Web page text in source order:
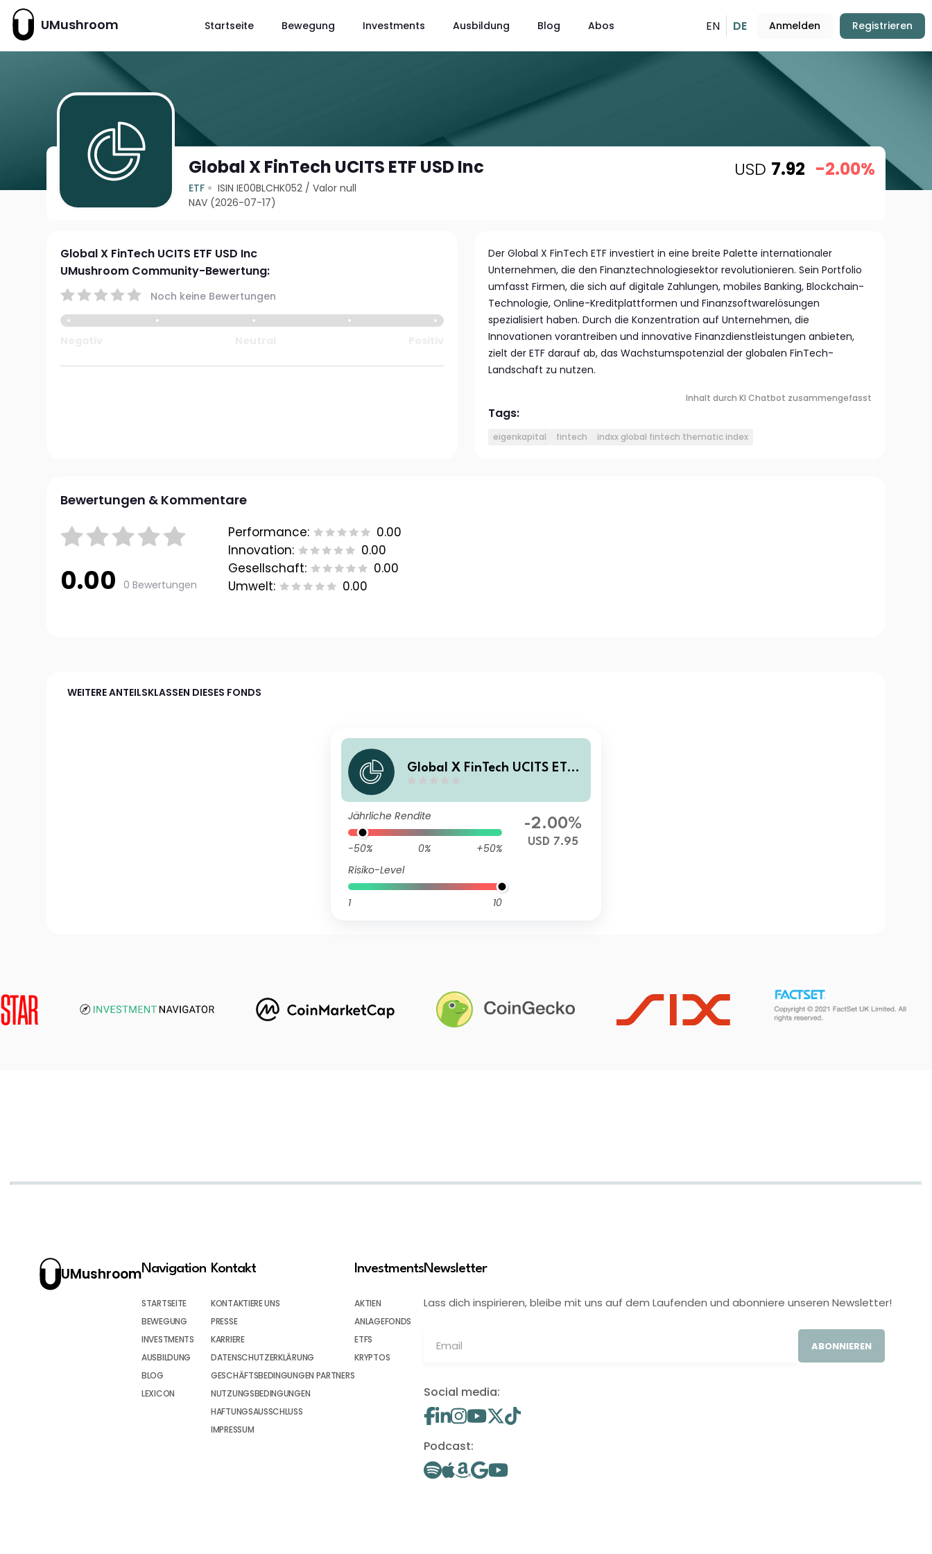
UMushroom Startseite Bewegung Investments Ausbildung Blog Abos EN DE Anmelden Registrieren
Global X FinTech UCITS ETF USD Inc
ETF ISIN IE00BLCHK052 /Valor null
NAV (2026-07-17)
USD 7.92 -2.00%
Global X FinTech UCITS ETF USD Inc
UMushroom Community-Bewertung:
Noch keine Bewertungen
Der Global X FinTech ETF investiert in eine breite Palette internationaler
Unternehmen, die den Finanztechnologiesektor revolutionieren. Sein Portfolio
umfasst Firmen, die sich auf digitale Zahlungen, mobiles Banking, Blockchain-
Technologie, Online-Kreditplattformen und Finanzsoftwarelösungen
spezialisiert haben. Durch die Konzentration auf Unternehmen, die
Innovationen vorantreiben und innovative Finanzdienstleistungen anbieten,
zielt der ETF darauf ab, das Wachstumspotenzial der globalen FinTech-
Landschaft zu nutzen.
Inhalt durch KI Chatbot zusammengefasst
Tags:
eigenkapital fintech indxx global fintech thematic index
Bewertungen & Kommentare
0.00 0 Bewertungen
Performance:
0.00
Innovation:
0.00
Gesellschaft:
0.00
Umwelt:
0.00
WEITERE ANTEILSKLASSEN DIESES FONDS
Global X FinTech UCITS ETF
Jährliche Rendite
-50% 0%
+50%
Risiko-Level
1 10
-2.00%
USD 7.95
UMushroomNavigation
STARTSEITE
BEWEGUNG
INVESTMENTS
AUSBILDUNG
BLOG
LEXICON
Kontakt
KONTAKTIERE UNS
PRESSE
KARRIERE
DATENSCHUTZERKLÄRUNG
GESCHÄFTSBEDINGUNGEN PARTNERS
NUTZUNGSBEDINGUNGEN
HAFTUNGSAUSSCHLUSS
IMPRESSUM
Investments
AKTIEN
ANLAGEFONDS
ETFS
KRYPTOS
Newsletter
Lass dich inspirieren, bleibe mit uns auf dem Laufenden und abonniere unseren Newsletter!
ABONNIEREN
Social media:
Podcast: